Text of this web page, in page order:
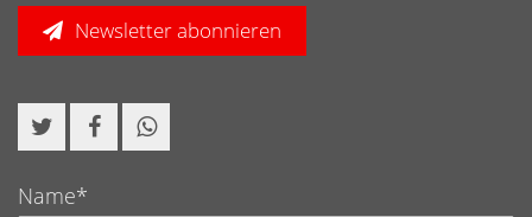
Newsletter abonnieren
Name*